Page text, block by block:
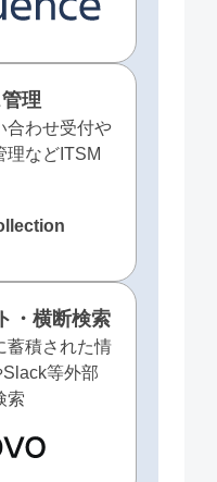
理
合わせ受付や
理などITSM
・横断検索
蓄積された情
等外部
索